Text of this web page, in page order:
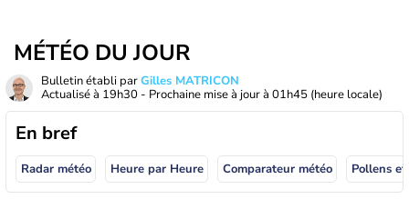
MÉTÉO DU JOUR
Bulletin établi parGilles MATRICON
Actualisé à 19h30 - Prochaine mise à jour à 01h45 (heure locale)
En bref
Radar météo Heure par Heure Comparateur météo Pollens